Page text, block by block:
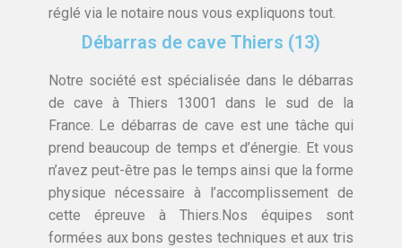
réglé via le notaire nous vous expliquons tout.
Débarras de cave Thiers (13)
Notre société est spécialisée dans le débarras
de cave à Thiers 13001 dans le sud de la
France. Le débarras de cave est une tâche qui
prend beaucoup de temps et d’énergie. Et vous
n’avez peut-être pas le temps ainsi que la forme
physique nécessaire à l’accomplissement de
cette épreuve à Thiers.Nos équipes sont
formées aux bons gestes techniques et aux tris